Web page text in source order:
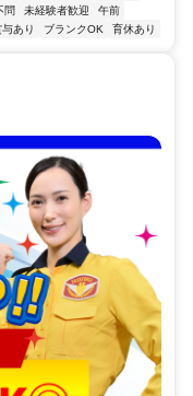
問 未経験者歓迎
午前
与あり ブランクOK 育休あり